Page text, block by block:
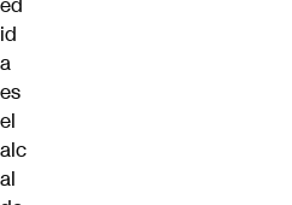
id
a
es
el
alc
al